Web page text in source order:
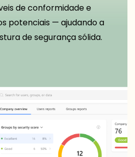
de conformidade e
potenciais — ajudando a
de segurança sólida.